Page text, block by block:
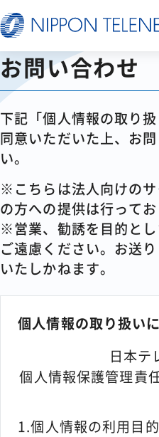
お問い合わせ
下記「個人情報の取り
同意いただいた上、お
い。
※こちらは法人向けの
の方への提供は行ってお
※営業、勧誘を目的と
ご遠慮ください。お送
いたしかねます。
個人情報の取り扱い
日本テ
個人情報保護管理責
1.個人情報の利用目的